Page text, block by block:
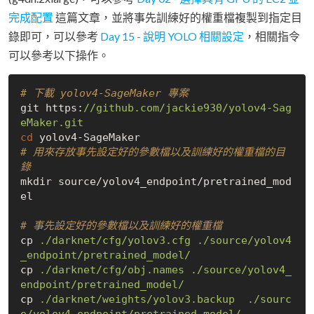
完成配置 這篇文章，並將事先訓練好的權重檔複製到指定目
錄即可，可以參考 Day 15 - 說明 YOLO 相關設定 ，相關指令
可以參考以下操作。
# 下載 yolov4-SageMaker 專案
git https: //github.com/jackie930/yolov4-Sag
eMaker.git
cd
yolov4-SageMaker
# 用來存放事先設定好的參數檔以及訓練好的權重檔的目
錄
mkdir source/yolov4_endpoint/pretrained_mod
el
# 事先設定好的參數檔以及訓練好的權重檔
cp
./darknet/cfg/yolov3.cfg
./source/yolov4
_endpoint/pretrained_model/
cp
./darknet/cfg/obj.names
./source/yolov4_
endpoint/pretrained_model/
cp
./darknet/weights/yolov3.backup
./sourc